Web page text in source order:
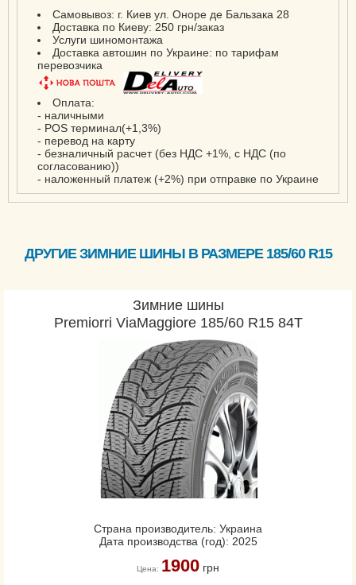
Самовывоз: г. Киев ул. Оноре де Бальзака 28
Доставка по Киеву: 250 грн/заказ
Услуги шиномонтажа
Доставка автошин по Украине: по тарифам
перевозчика
Оплата:
- наличными
- POS терминал(+1,3%)
- перевод на карту
- безналичный расчет (без НДС +1%, с НДС (по
согласованию))
- наложенный платеж (+2%) при отправке по Украине
ДРУГИЕ ЗИМНИЕ ШИНЫ В РАЗМЕРЕ 185/60 R15
Зимние шины
Premiorri ViaMaggiore 185/60 R15 84T
Страна производитель: Украина
Дата производства (год): 2025
Цена: 1900грн